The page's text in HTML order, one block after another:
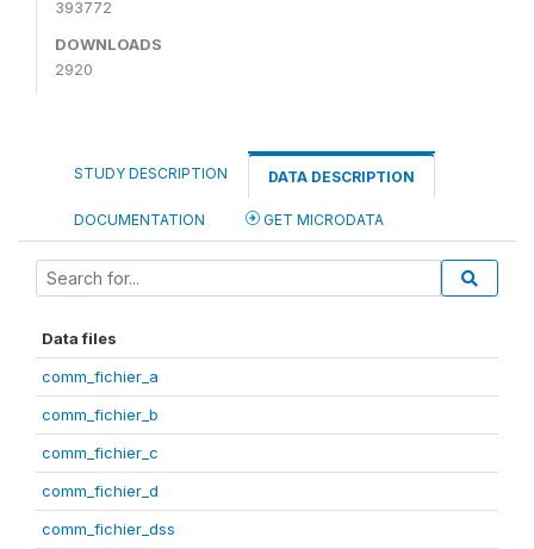
393772
DOWNLOADS
2920
STUDY DESCRIPTION DATA DESCRIPTION
DOCUMENTATION GET MICRODATA
Data files
comm_fichier_a
comm_fichier_b
comm_fichier_c
comm_fichier_d
comm_fichier_dss